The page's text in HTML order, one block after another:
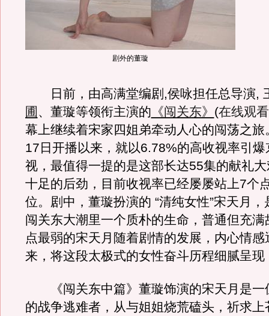
剧外的董璇
日前，由高满堂编剧,侯咏担任总导演,
圃 、董璇等领衔主演的 《闯关东》 (在线观看
幕上继续着宋家四姐弟牵动人心的闯荡之旅
17日开播以来，就以6.78%的高收视率引爆
视，最值得一提的是这部长达55集的献礼
十足的后劲，目前收视率已经屡屡站上7个
位。剧中，董璇扮演的 “清纯女性”宋天月
闯关东大潮里一个质朴的生命，普通但充满
点最弱的宋天月随着剧情的发展，内心情感
来，将这段太极式的女性奋斗历程细腻呈现
《闯关东中篇》董璇饰演的宋天月是一
的战争逃难者，从与姐姐烧荒磕头，祈求上